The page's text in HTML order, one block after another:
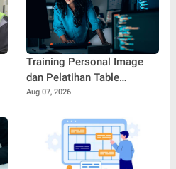
Training Personal Image
dan Pelatihan Table
Manners: Kunci
Profesionalisme dan
Kepercayaan Diri di Dunia
Aug 07, 2026